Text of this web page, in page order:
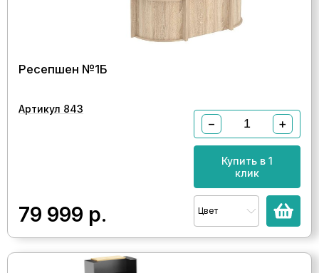
Ресепшен №1Б
Артикул 843
79 999 р.
− +
Купить в 1
клик
Цвет